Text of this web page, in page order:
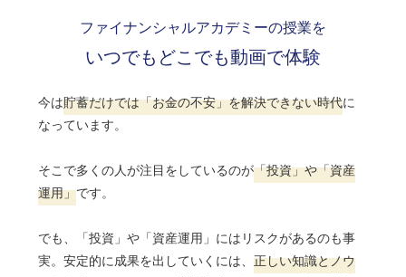
ファイナンシャルアカデミーの授業を
いつでもどこでも動画で体験
今は貯蓄だけでは「お金の不安」を解決できない時代に
なっています。
そこで多くの人が注目をしているのが「投資」や「資産
運用」です。
でも、「投資」や「資産運用」にはリスクがあるのも事
実。安定的に成果を出していくには、正しい知識とノウ